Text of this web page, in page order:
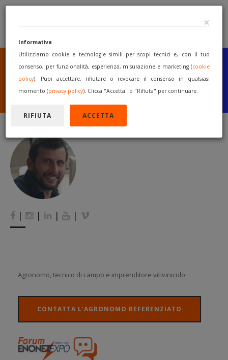
SEI UN COSTRUTTORE
O UN RIVENDITORE?
PUBBLICA GRATUITAMENTE
I TUOI MACCHINARI
INIZIA A VENDERE
| | | |
Agronomo, tecnico di campo e imprenditore vitivinicolo
CONTATTA L’AGRONOMO REFERENZIATO
×
Informativa
Utilizziamo cookie e tecnologie simili per scopi tecnici e, con il tuo
consenso, per funzionalità, esperienza, misurazione e marketing (cookie
policy). Puoi accettare, rifiutare o revocare il consenso in qualsiasi
momento (privacy policy). Clicca "Accetta" o "Rifiuta" per continuare.
RIFIUTA ACCETTA